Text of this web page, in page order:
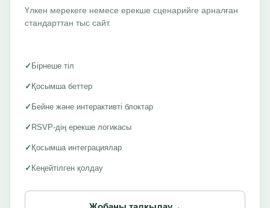
Үлкен мерекеге немесе ерекше сценарийге арналған
стандарттан тыс сайт.
✓ Бірнеше тіл
✓ Қосымша беттер
✓ Бейне және интерактивті блоктар
✓ RSVP-дің ерекше логикасы
✓ Қосымша интеграциялар
✓ Кеңейтілген қолдау